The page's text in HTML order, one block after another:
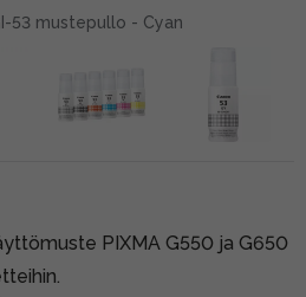
53 mustepullo - Cyan
PIXMA G550 ja G650